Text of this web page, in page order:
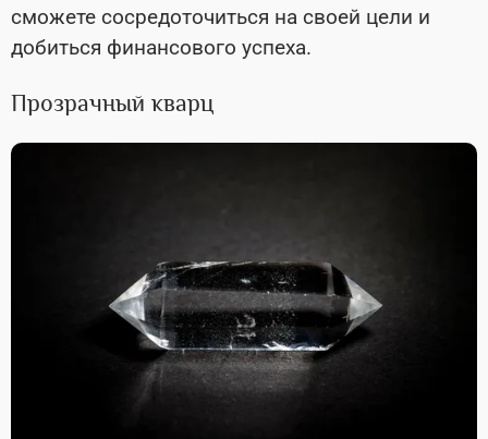
сможете сосредоточиться на своей цели и
добиться финансового успеха.
Прозрачный кварц